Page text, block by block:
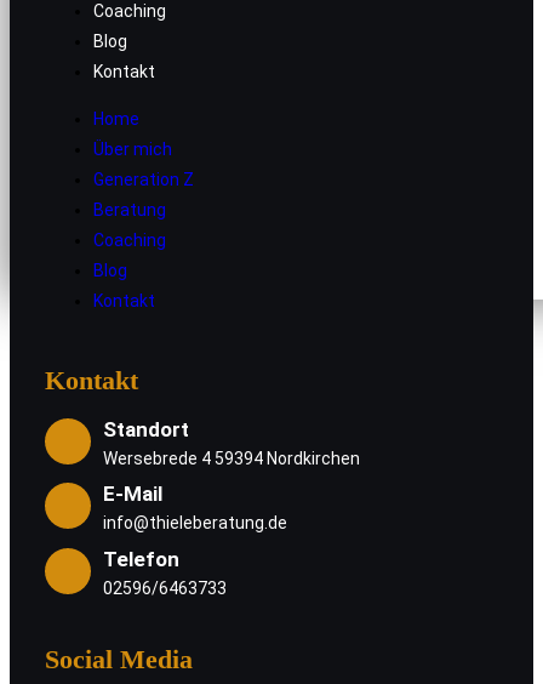
Home
Über mich
Generation Z
Coaching
Kontakt
Coaching
Blog
Kontakt
Home
Über mich
Generation Z
Beratung
Coaching
Blog
Kontakt
Kontakt
Standort
Wersebrede 4 59394 Nordkirchen
E-Mail
info@thieleberatung.de
Telefon
02596/6463733
Social Media